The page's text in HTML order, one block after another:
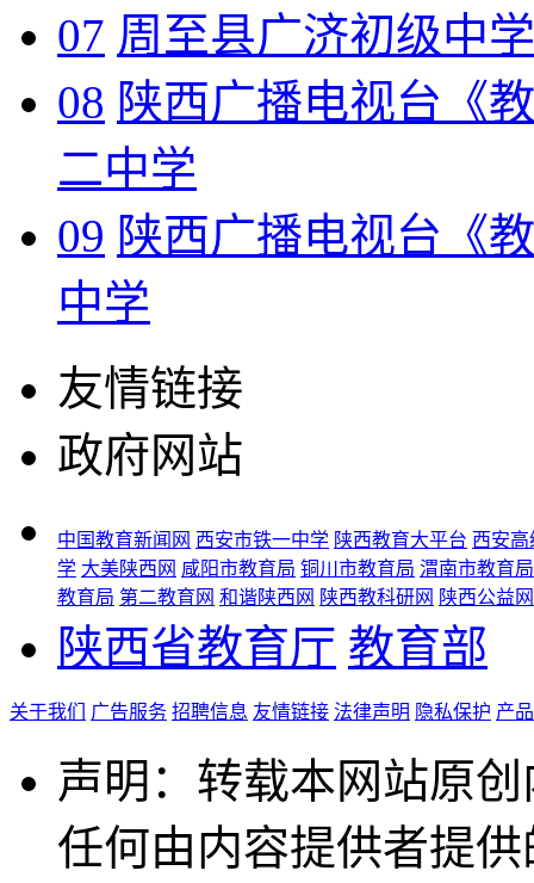
07 周至县广济初级中
08 陕西广播电视台《
二中学
09 陕西广播电视台《
中学
友情链接
政府网站
中国教育新闻网 西安市铁一中学 陕西教育大平台 西安
学 大美陕西网 咸阳市教育局 铜川市教育局 渭南市教育局
教育局 第二教育网 和谐陕西网 陕西教科研网 陕西公益网
陕西省教育厅 教育部
关于我们 广告服务 招聘信息 友情链接 法律声明 隐私保护 产
声明：转载本网站原
任何由内容提供者提